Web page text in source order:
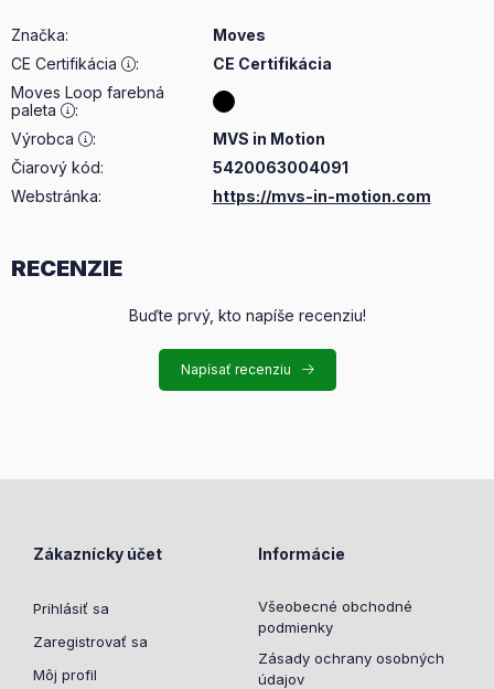
Značka:
Moves
CE Certifikácia
:
CE Certifikácia
Moves Loop farebná
paleta
:
Výrobca
:
MVS in Motion
Čiarový kód:
5420063004091
Webstránka:
https://mvs-in-motion.com
RECENZIE
Buďte prvý, kto napíše recenziu!
Napísať recenziu
Zákaznícky účet
Prihlásiť sa
Zaregistrovať sa
Môj profil
Informácie
Všeobecné obchodné
podmienky
Zásady ochrany osobných
údajov